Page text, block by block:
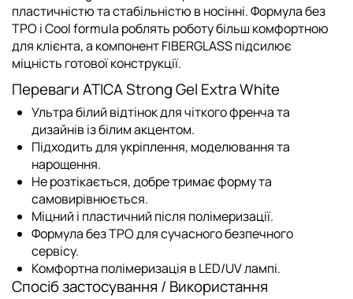
пластичністю та стабільністю в носінні. Формула без
TPO і Cool formula роблять роботу більш комфортною
для клієнта, а компонент FIBERGLASS підсилює
міцність готової конструкції.
Переваги ATICA Strong Gel Extra White
Ультра білий відтінок для чіткого френча та
дизайнів із білим акцентом.
Підходить для укріплення, моделювання та
нарощення.
Не розтікається, добре тримає форму та
самовирівнюється.
Міцний і пластичний після полімеризації.
Формула без TPO для сучасного безпечного
сервісу.
Комфортна полімеризація в LED/UV лампі.
Спосіб застосування / Використання